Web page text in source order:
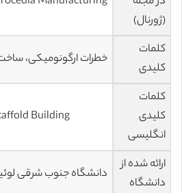
(ژورنال)
کلمات
کلیدی
خطرات ارگونومیکی،
کلمات
کلیدی
انگلیسی
Building
ارائه شده از
دانشگاه
دانشگاه جنوب شرقی